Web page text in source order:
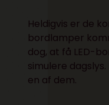
Heldigvis er de
bordlamper
dog, at få LED-
simulere
en af dem.